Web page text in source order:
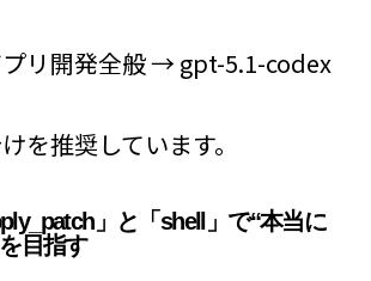
リ開発全般 → gpt-5.1-codex
を推奨しています。
」と「shell」で“本当に
目指す